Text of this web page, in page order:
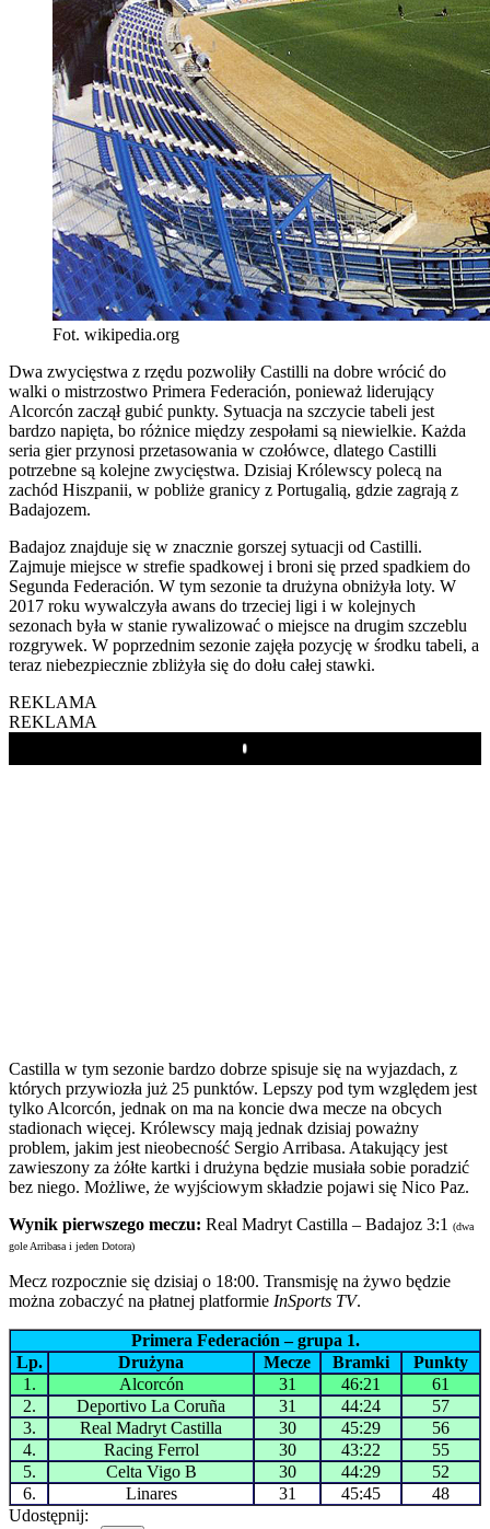
Fot. wikipedia.org
Dwa zwycięstwa z rzędu pozwoliły Castilli na dobre wrócić do
walki o mistrzostwo Primera Federación, ponieważ liderujący
Alcorcón zaczął gubić punkty. Sytuacja na szczycie tabeli jest
bardzo napięta, bo różnice między zespołami są niewielkie. Każda
seria gier przynosi przetasowania w czołówce, dlatego Castilli
potrzebne są kolejne zwycięstwa. Dzisiaj Królewscy polecą na
zachód Hiszpanii, w pobliże granicy z Portugalią, gdzie zagrają z
Badajozem.
Badajoz znajduje się w znacznie gorszej sytuacji od Castilli.
Zajmuje miejsce w strefie spadkowej i broni się przed spadkiem do
Segunda Federación. W tym sezonie ta drużyna obniżyła loty. W
2017 roku wywalczyła awans do trzeciej ligi i w kolejnych
sezonach była w stanie rywalizować o miejsce na drugim szczeblu
rozgrywek. W poprzednim sezonie zajęła pozycję w środku tabeli, a
teraz niebezpiecznie zbliżyła się do dołu całej stawki.
REKLAMA
REKLAMA
Play
Castilla w tym sezonie bardzo dobrze spisuje się na wyjazdach, z
których przywiozła już 25 punktów. Lepszy pod tym względem jest
tylko Alcorcón, jednak on ma na koncie dwa mecze na obcych
stadionach więcej. Królewscy mają jednak dzisiaj poważny
problem, jakim jest nieobecność Sergio Arribasa. Atakujący jest
zawieszony za żółte kartki i drużyna będzie musiała sobie poradzić
bez niego. Możliwe, że wyjściowym składzie pojawi się Nico Paz.
Wynik pierwszego meczu: Real Madryt Castilla – Badajoz 3:1
(dwa
gole Arribasa i jeden Dotora)
Mecz rozpocznie się dzisiaj o 18:00. Transmisję na żywo będzie
można zobaczyć na płatnej platformie InSports TV.
Primera Federación – grupa 1.
Lp.
Drużyna Mecze Bramki
Punkty
1.
Alcorcón 31 46:21
61
2.
Deportivo La Coruña 31 44:24
57
3.
Real Madryt Castilla 30 45:29
56
4.
Racing Ferrol 30 43:22
55
5.
Celta Vigo B 30 44:29
52
6.
Linares 31 45:45
48
Udostępnij: